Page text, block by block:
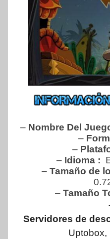
– Nombre Del
–
–
– Idioma :
– Tamaño de
– Tamaño
Servidores de
Uptobox,